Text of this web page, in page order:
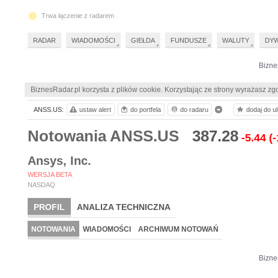
BiznesRadar.pl korzysta z plików cookie. Korzystając ze strony wyrażasz
Notowania ANSS.US 387.28 -5.44
Ansys, Inc.
WERSJA BETA
NASDAQ
PROFIL ANALIZA TECHNICZNA
NOTOWANIA WIADOMOŚCI ARCHIWUM NOTOWAŃ
ANSS.US: ustaw alert do portfela do radaru dodaj do
Trwa łączenie z radarem
RADAR WIADOMOŚCI GIEŁDA FUNDUSZE WALUTY